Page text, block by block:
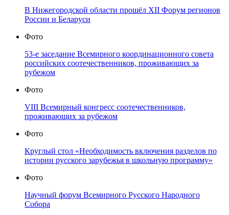
В Нижегородской области прошёл XII Форум регионов
России и Беларуси
Фото
53-е заседание Всемирного координационного совета
российских соотечественников, проживающих за
рубежом
Фото
VIII Всемирный конгресс соотечественников,
проживающих за рубежом
Фото
Круглый стол «Необходимость включения разделов по
истории русского зарубежья в школьную программу»
Фото
Научный форум Всемирного Русского Народного
Собора